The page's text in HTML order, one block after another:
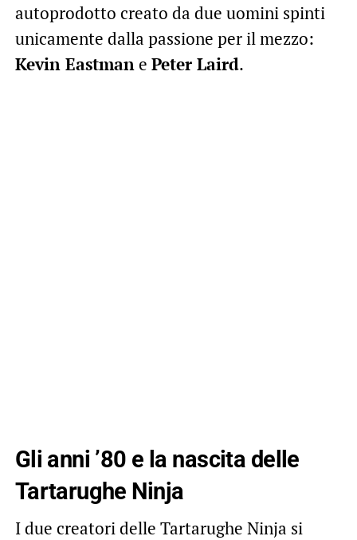
autoprodotto creato da due uomini spinti
unicamente dalla passione per il mezzo:
Kevin Eastmane Peter Laird.
Gli anni ’80 e la nascita delle
Tartarughe Ninja
I due creatori delle Tartarughe Ninja si